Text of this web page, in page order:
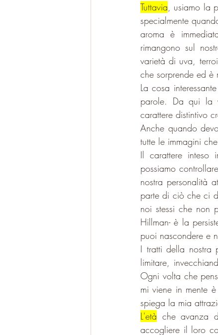
Tuttavia, usiamo la
specialmente
aroma è
rimangono sul
varietà di uva,
che sorprende ed è
La cosa
parole. Da qui la
carattere distintivo
Anche quando
tutte le immagini
Il carattere inteso
possiamo
nostra personalità
parte di ciò che ci
noi stessi che non
Hillman- è la
puoi nascondere e
I tratti della nostra
limitare,
Ogni volta che
mi viene in mente
spiega la mia
L'età che avanza
accogliere il loro